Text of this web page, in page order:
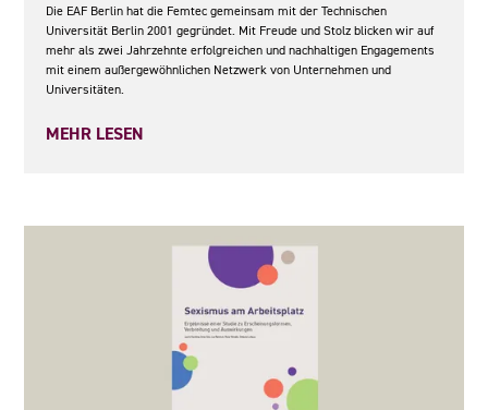
Die EAF Berlin hat die Femtec gemeinsam mit der Technischen
Universität Berlin 2001 gegründet. Mit Freude und Stolz blicken wir auf
mehr als zwei Jahrzehnte erfolgreichen und nachhaltigen Engagements
mit einem außergewöhnlichen Netzwerk von Unternehmen und
Universitäten.
MEHR LESEN